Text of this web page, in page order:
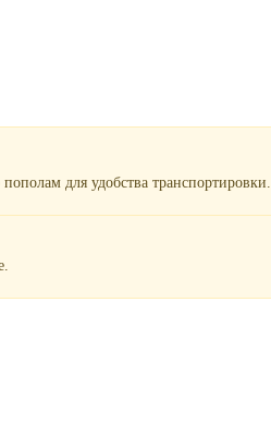
для удобства транспортировки.